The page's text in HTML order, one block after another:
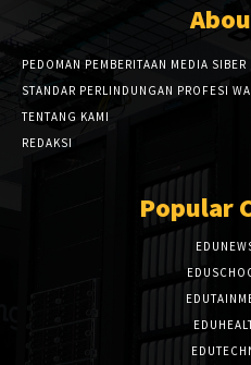
PEDOMAN PEMBERITAAN MEDIA SIBER
STANDAR PERLINDUNGAN PROFESI
TENTANG KAMI
REDAKSI
Popular